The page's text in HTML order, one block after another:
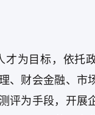
为目标，依托
财会金融、市
评为手段，开展